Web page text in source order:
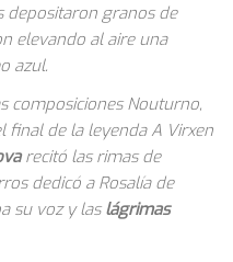
depositaron granos de
elevando al aire una
azul.
composicionesNouturno,
final de la leyenda A Virxen
recitó las rimas de
dedicó a Rosalía de
su voz y las lágrimas